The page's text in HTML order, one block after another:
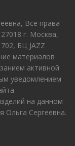
Все права
г. Москва,
БЦ JAZZ
материалов
активной
уведомлением
на данном
Ольга Сергеевна.